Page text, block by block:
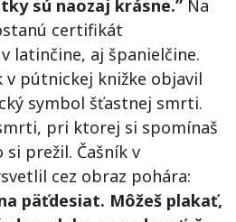
sú naozaj krásne.” Na
certifikát
latinčine, aj španielčine.
v pútnickej knižke objavil
symbol šťastnej smrti.
pri ktorej si spomínaš
si prežil. Čašník v
cez obraz pohára:
päťdesiat. Môžeš plakať,